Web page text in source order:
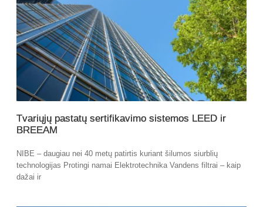
Tvariųjų pastatų sertifikavimo sistemos LEED ir
BREEAM
NIBE – daugiau nei 40 metų patirtis kuriant šilumos siurblių
technologijas Protingi namai Elektrotechnika Vandens filtrai – kaip
dažai ir